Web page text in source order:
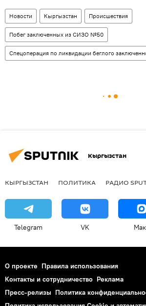
Новости Кыргызстан Происшествия
Побег заключенных из СИЗО №50
Спецоперация по ликвидации беглого
Кыргызстан
КЫРГЫЗСТАН ПОЛИТИКА РАДИО
Telegram VK
О проекте Правила использования
Контакты и сотрудничество Реклама
Пресс-релизы Политика